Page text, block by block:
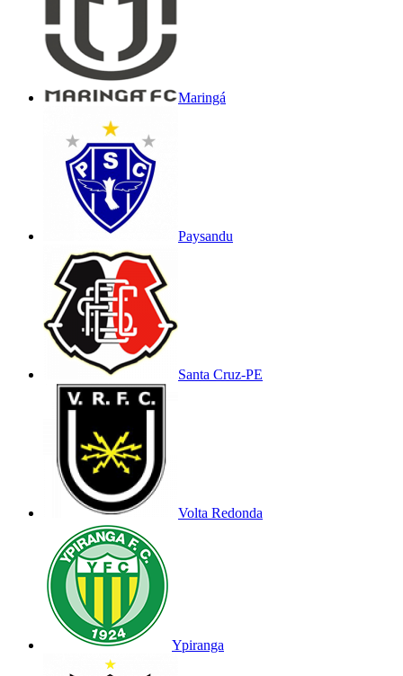
Maringá
Paysandu
Santa Cruz-PE
Volta Redonda
Ypiranga